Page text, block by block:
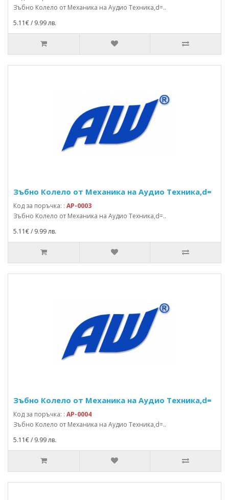
Зъбно Колело от Механика на Аудио Техника,d=..
5.11€ / 9.99 лв.
Зъбно Колело от Механика на Аудио Техника,d=
Код за поръчка: : AP-0003
Зъбно Колело от Механика на Аудио Техника,d=..
5.11€ / 9.99 лв.
Зъбно Колело от Механика на Аудио Техника,d=
Код за поръчка: : AP-0004
Зъбно Колело от Механика на Аудио Техника,d=..
5.11€ / 9.99 лв.